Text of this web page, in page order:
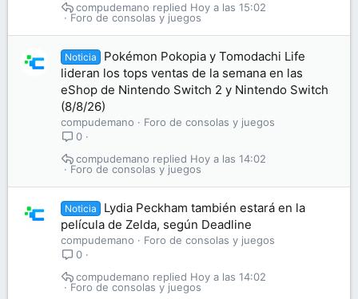
Foro de consolas y juegos
Hoy a las 15:02
compudemano
Noticia
Pokémon Pokopia y Tomodachi Life
lideran los tops ventas de la semana en las
eShop de Nintendo Switch 2 y Nintendo Switch
(8/8/26)
compudemano
Foro de consolas y juegos
0
Foro de consolas y juegos
Hoy a las 14:02
compudemano
Noticia
Lydia Peckham también estará en la
película de Zelda, según Deadline
compudemano
Foro de consolas y juegos
0
Foro de consolas y juegos
Hoy a las 14:02
compudemano